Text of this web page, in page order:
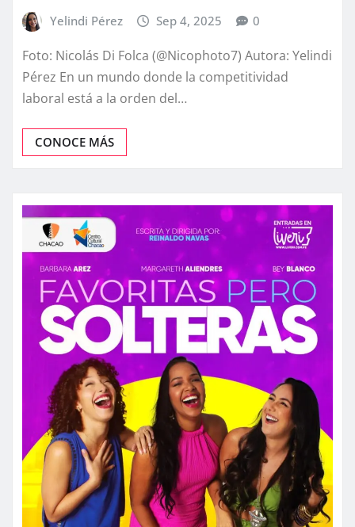
Yelindi Pérez Sep 4, 2025 0
Foto: Nicolás Di Folca (@Nicophoto7) Autora: Yelindi
Pérez En un mundo donde la competitividad
laboral está a la orden del…
CONOCE MÁS